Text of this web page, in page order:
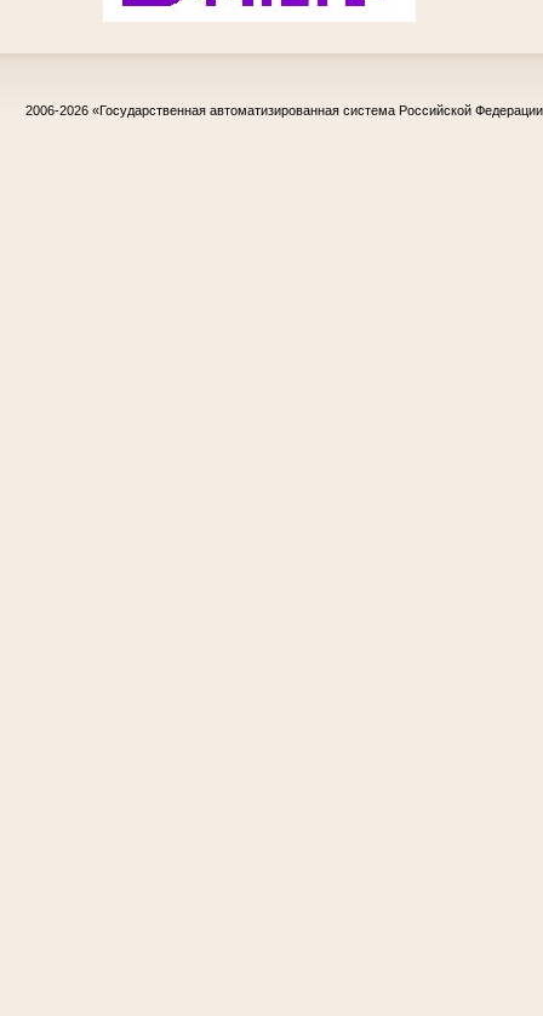
2006-2026 «Государственная автоматизированная система Российской